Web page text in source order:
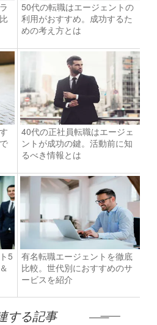
50代の転職はエージェントの
利用がおすすめ。成功するた
めの考え方とは
40代の正社員転職はエージェ
ントが成功の鍵。活動前に知
るべき情報とは
5
有名転職エージェントを徹底
比較。世代別におすすめのサ
ービスを紹介
する記事